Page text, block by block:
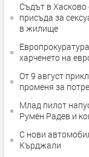
Съдът в Хасково
присъда за
в жилище
Европрокуратурата влезе във
харченето на
От 9 август
променя за
Млад пилот
Румен Радев и
С нови
Кърджали